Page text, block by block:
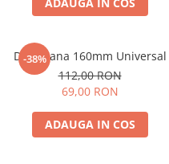
-38%
Disc Frana 160mm Universal
112,00 RON
69,00 RON
ADAUGA IN COS